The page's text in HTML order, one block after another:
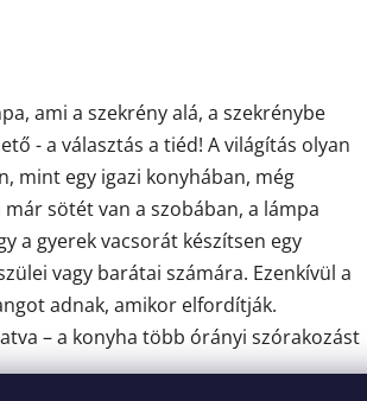
ami a szekrény alá, a szekrénybe
- a választás a tiéd! A világítás olyan
mint egy igazi konyhában, még
sötét van a szobában, a lámpa
a gyerek vacsorát készítsen egy
vagy barátai számára. Ezenkívül a
adnak, amikor elfordítják.
– a konyha több órányi szórakozást